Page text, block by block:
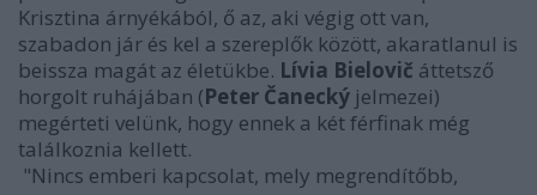
Krisztina árnyékából, ő az, aki végig ott van,
szabadon jár és kel a szereplők között, akaratlanul is
beissza magát az életükbe. Lívia Bielovič áttetsző
horgolt ruhájában (Peter Čanecký jelmezei)
megérteti velünk, hogy ennek a két férfinak még
találkoznia kellett.
"Nincs emberi kapcsolat, mely megrendítőbb,